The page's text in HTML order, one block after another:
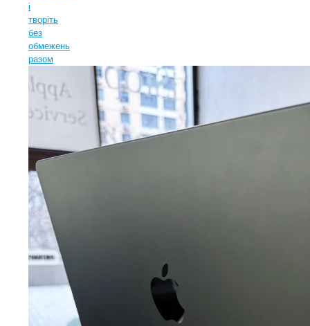
і
творіть
без
обмежень
разом